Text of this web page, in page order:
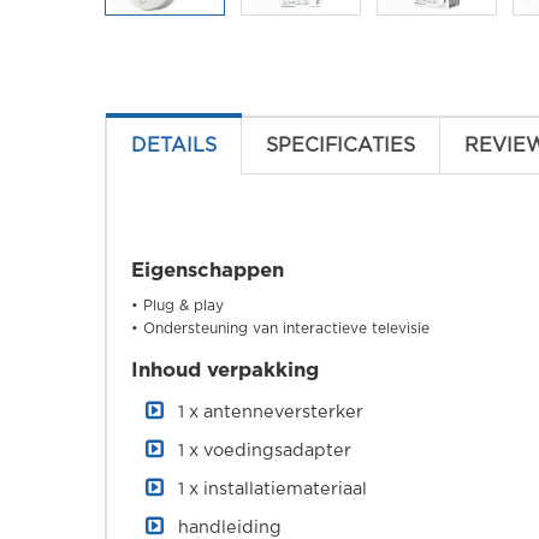
DETAILS SPECIFICATIES
Eigenschappen
• Plug & play
• Ondersteuning van interactieve televisie
Inhoud verpakking
1 x antenneversterker
1 x voedingsadapter
1 x installatiemateriaal
handleiding